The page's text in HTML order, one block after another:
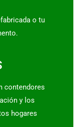
o tu
contendores
y los
hogares